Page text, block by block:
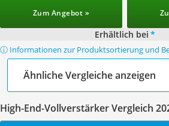
Zum Angebot »
Erhältlich bei *
ⓘ Informationen zur Produktsortierung und
Ähnliche Vergleiche anzeigen
High-End-Vollverstärker Vergleich